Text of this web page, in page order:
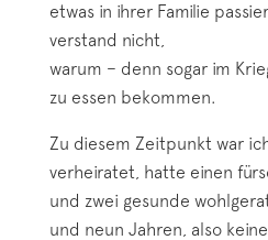
etwas in ihrer Familie
verstand nicht,
warum – denn sogar im
zu essen bekommen.
Zu diesem Zeitpunkt war
verheiratet, hatte einen
und zwei gesunde
und neun Jahren, also